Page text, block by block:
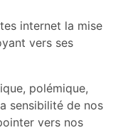
internet la mise
vers ses
polémique,
sensibilité de nos
vers nos